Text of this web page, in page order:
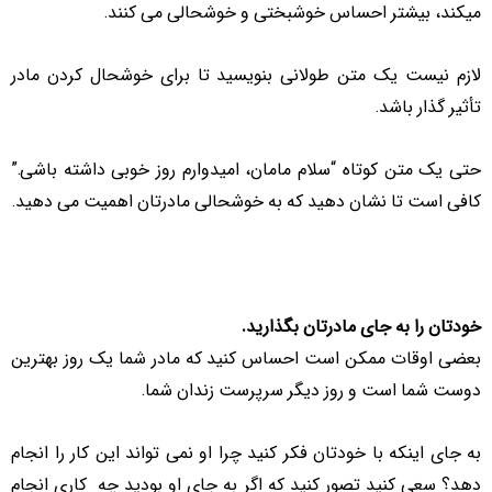
میکند، بیشتر احساس خوشبختی و خوشحالی می کنند.
لازم نیست یک متن طولانی بنویسید تا برای خوشحال کردن مادر
تأثیر گذار باشد.
حتی یک متن کوتاه “سلام مامان، امیدوارم روز خوبی داشته باشی.”
کافی است تا نشان دهید که به خوشحالی مادرتان اهمیت می دهید.
خودتان را به جای مادرتان بگذارید.
بعضی اوقات ممکن است احساس کنید که مادر شما یک روز بهترین
دوست شما است و روز دیگر سرپرست زندان شما.
به جای اینکه با خودتان فکر کنید چرا او نمی تواند این کار را انجام
دهد؟ سعی کنید تصور کنید که اگر به جای او بودید چه کاری انجام